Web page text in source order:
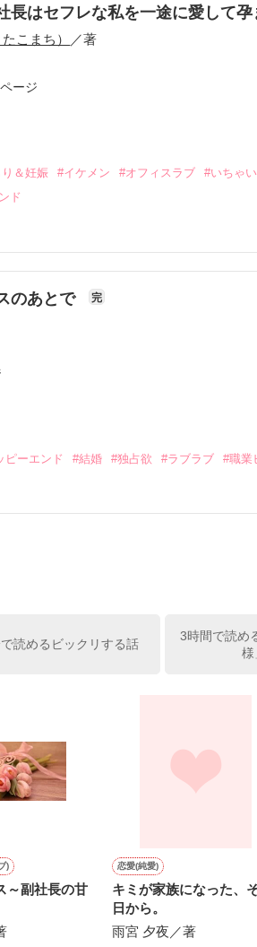
は壊れてしまう。
によって
った。
に
て――。
出す。
長はセフレな私を一途に愛して
こまち） ／著
ージ
＆妊娠 #イケメン #オフィスラブ
#いちゃ
ド
た美青年と再会。なんと彼の正体は、と
鋭の実業家、社内でも冷徹だと評判な社長
た美桜は、猫の世話を口実にしばしば呼
のあとで 完
ピーエンド #結婚 #独占欲 #ラブラブ #職業
いか』といきなりプロポーズをしてきた上
ぜか想像以上に甘くて……🐥💓🦅
です。
良かったら読んで頂けると嬉しいです。
読めるビックリする話
3時間で読め
様
)
～副社長の甘
恋愛(純愛)
キミが家族になった、
日から。
雨宮 夕夜／著